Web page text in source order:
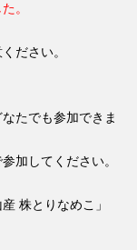
。
ださい。
たでも参加できま
加してください。
株とりなめこ」